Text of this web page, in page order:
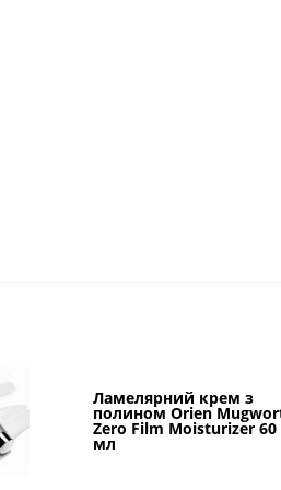
Ламелярний крем з
полином Orien
Zero Film Moisturizer 60
мл